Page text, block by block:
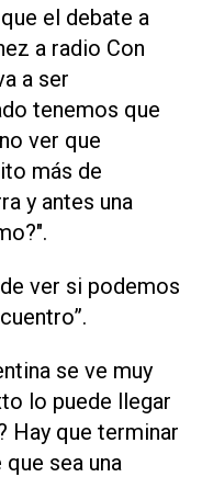
el debate a
a radio Con
a ser
tenemos que
ver que
más de
y antes una
ver si podemos
se ve muy
lo puede llegar
Hay que terminar
sea una